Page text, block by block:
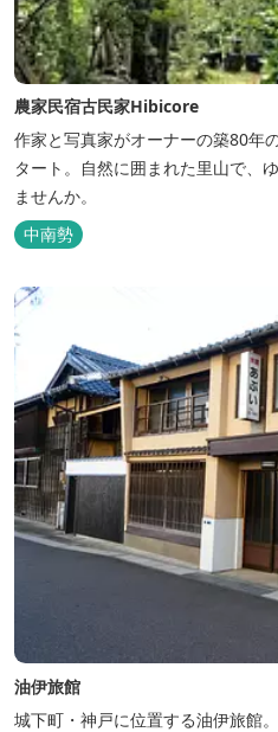
農家民宿古民家Hibicore
作家と写真家がオーナーの築80年
タート。自然に囲まれた里山で、
ませんか。
中南勢
油伊旅館
城下町・神戸に位置する油伊旅館